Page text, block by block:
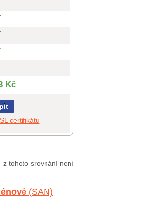
Kč
certifikátu
z tohoto srovnání není
(SAN)